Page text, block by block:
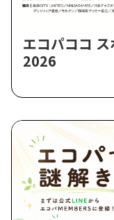
エコパココ
2026